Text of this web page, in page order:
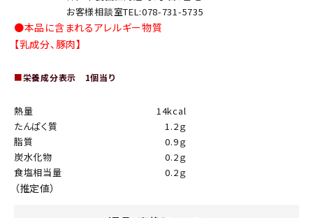
お客様相談室TEL:078-731-5735
●本品に含まれるアレルギー物質
【乳成分、豚肉】
■栄養成分表示 1個当り
熱量
14kcal
たんぱく質
1.2ｇ
脂質
0.9ｇ
炭水化物
0.2ｇ
食塩相当量
0.2ｇ
（推定値）